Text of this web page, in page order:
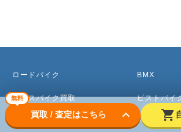
無料
買取 / 査定はこちら keyboard_arrow_down shopping_cart
ロードバイク
クロスバイク買取
マウンテンバイク買取
BMX
ピストバイ
ベビーカー